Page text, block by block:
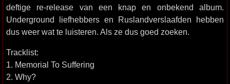
deftige re-release van een knap en onbekend album.
Underground liefhebbers en Ruslandverslaafden hebben
dus weer wat te luisteren. Als ze dus goed zoeken.
Tracklist:
1. Memorial To Suffering
2. Why?